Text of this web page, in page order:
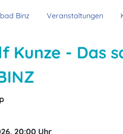
Binz Veranstaltungen
Kunze - Das
20:00 Uhr